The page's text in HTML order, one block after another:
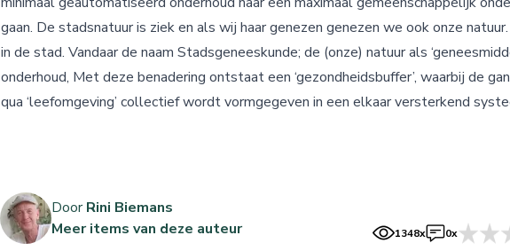
gaan. De stadsnatuur is ziek en als wij haar genezen genezen we ook onze
in de stad. Vandaar de naam Stadsgeneeskunde; de (onze) natuur als
onderhoud, Met deze benadering ontstaat een ‘gezondheidsbuffer’, waarbij de
qua ‘leefomgeving’ collectief wordt vormgegeven in een elkaar versterkend
DoorRini Biemans
Meer items van deze auteur
1348x 0x